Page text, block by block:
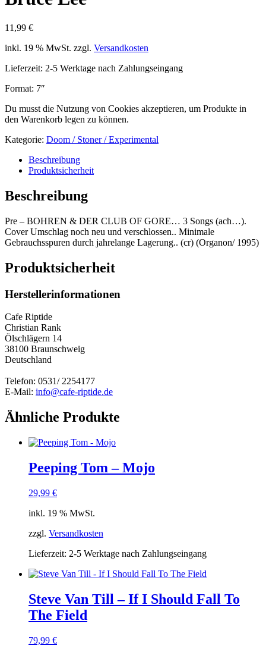
11,99 €
inkl. 19 % MwSt. zzgl. Versandkosten
Lieferzeit: 2-5 Werktage nach Zahlungseingang
Format: 7″
Du musst die Nutzung von Cookies akzeptieren, um Produkte in
den Warenkorb legen zu können.
Kategorie: Doom / Stoner / Experimental
Beschreibung
Produktsicherheit
Beschreibung
Pre – BOHREN & DER CLUB OF GORE… 3 Songs (ach…).
Cover Umschlag noch neu und verschlossen.. Minimale
Gebrauchsspuren durch jahrelange Lagerung.. (cr) (Organon/ 1995)
Produktsicherheit
Herstellerinformationen
Cafe Riptide
Christian Rank
Ölschlägern 14
38100 Braunschweig
Deutschland
Telefon: 0531/ 2254177
E-Mail: info@cafe-riptide.de
Ähnliche Produkte
Peeping Tom – Mojo
29,99 €
inkl. 19 % MwSt.
zzgl. Versandkosten
Lieferzeit: 2-5 Werktage nach Zahlungseingang
Steve Van Till – If I Should Fall To
The Field
79,99 €